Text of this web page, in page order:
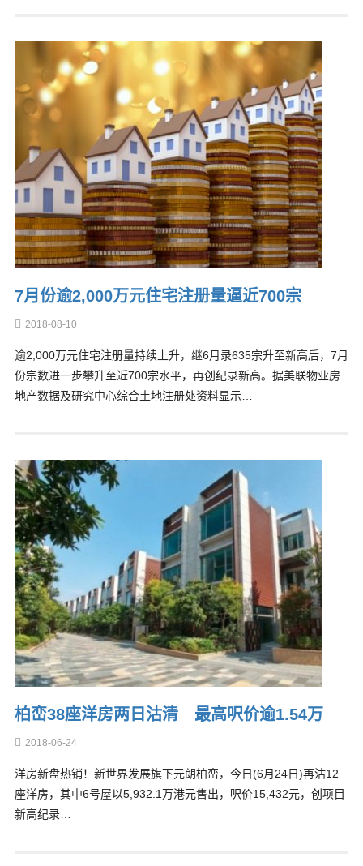
7月份逾2,000万元住宅注册量逼近700宗
2018-08-10
逾2,000万元住宅注册量持续上升，继6月录635宗升至新高后，7月
份宗数进一步攀升至近700宗水平，再创纪录新高。据美联物业房
地产数据及研究中心综合土地注册处资料显示…
柏峦38座洋房两日沽清 最高呎价逾1.54万
2018-06-24
洋房新盘热销！新世界发展旗下元朗柏峦，今日(6月24日)再沽12
座洋房，其中6号屋以5,932.1万港元售出，呎价15,432元，创项目
新高纪录…